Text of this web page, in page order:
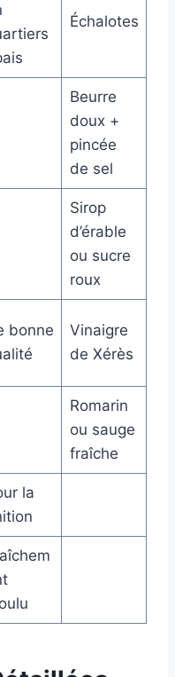
Échalotes
Beurre
doux +
pincée
de sel
Sirop
d’érable
ou sucre
roux
bonne
Vinaigre
de Xérès
Romarin
ou sauge
fraîche
la